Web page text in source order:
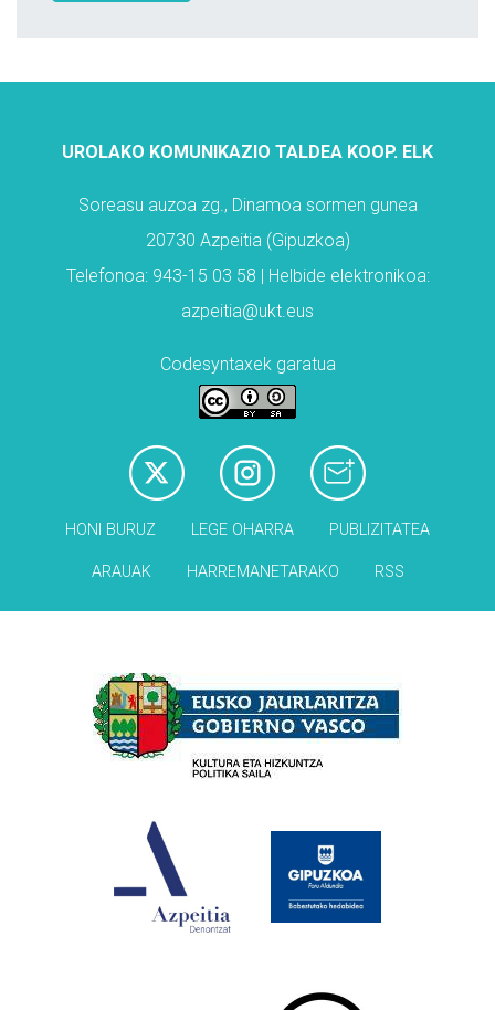
UROLAKO KOMUNIKAZIO TALDEA KOOP. ELK
Soreasu auzoa zg., Dinamoa sormen gunea
20730 Azpeitia (Gipuzkoa)
Telefonoa: 943-15 03 58 | Helbide elektronikoa:
azpeitia@ukt.eus
Codesyntaxek garatua
HONI BURUZ LEGE OHARRA PUBLIZITATEA
ARAUAK HARREMANETARAKO RSS